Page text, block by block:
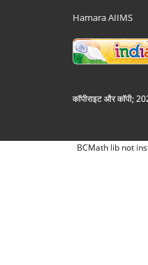
Hamara AIIMS
कॉपीराइट और कॉपी;
BCMath lib not